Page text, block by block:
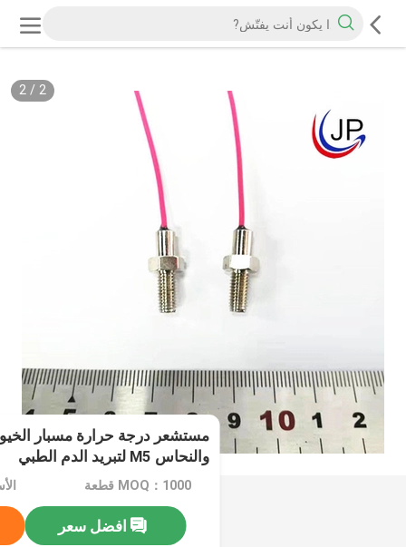
2
/
2
مستشعر درجة حرارة مسبار
والنحاس M5 لتبريد الدم الطبي
MOQ：1000 قطعة
افضل سعر